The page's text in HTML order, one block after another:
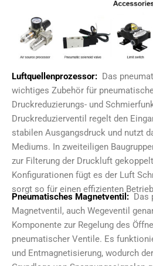
Luftquellenprozessor: Das
wichtiges Zubehör für
Druckreduzierungs- und
Druckreduzierventil regelt den
stabilen Ausgangsdruck und nutzt
Mediums. In zweiteiligen
zur Filterung der Druckluft
Konfigurationen fügt es der Luft
sorgt so für einen effizienten
Pneumatisches Magnetventil: Das
Magnetventil, auch Wegeventil
Komponente zur Regelung des
pneumatischer Ventile. Es
und Entmagnetisierung, wodurch